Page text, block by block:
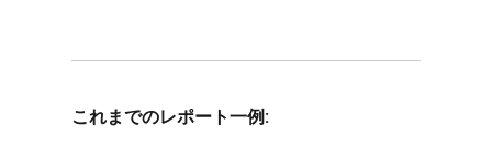
これまでのレポート一例: